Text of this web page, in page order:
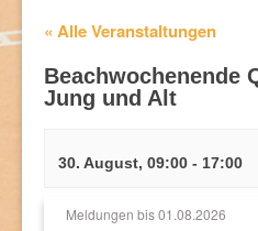
« Alle Veranstaltungen
Beachwochenende
Jung und Alt
30. August, 09:00 - 17:00
Meldungen bis 01.08.2026